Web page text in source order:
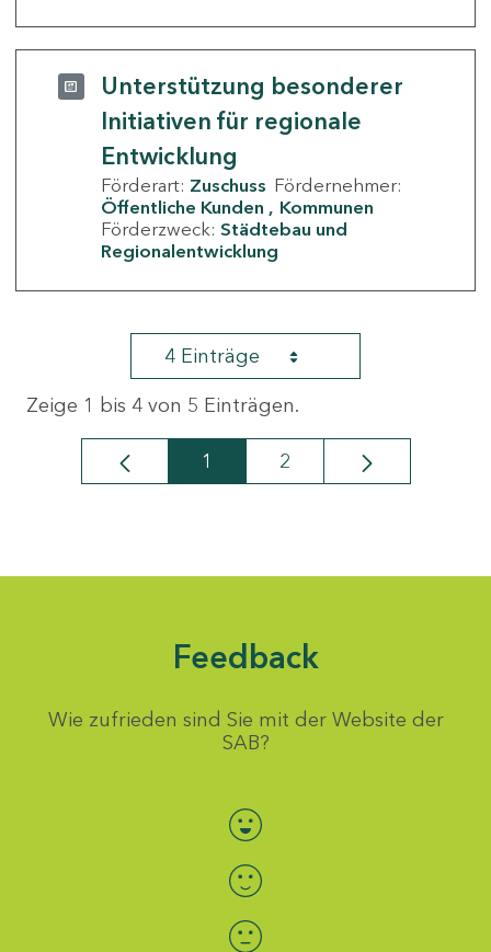
Unterstützung besonderer
Initiativen für regionale
Entwicklung
Förderart: Zuschuss Fördernehmer:
Öffentliche Kunden
Kommunen
Förderzweck: Städtebau und
Regionalentwicklung
4 Einträge
Zeige 1 bis 4 von 5 Einträgen.
Seite
1 Seite
2
Feedback
Wie zufrieden sind Sie mit der Website der
SAB?
Bewertung auswählen